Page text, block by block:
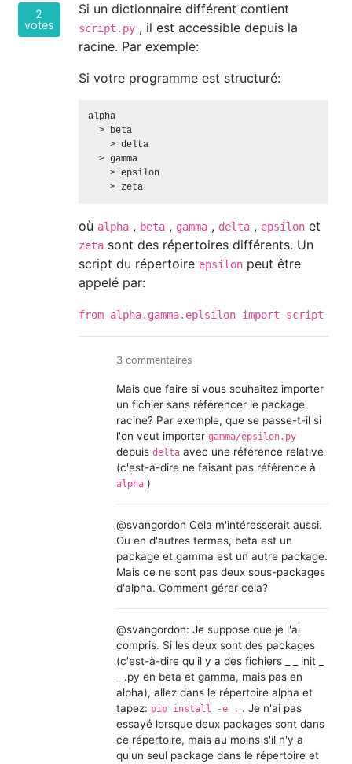
2
votes
Si un dictionnaire différent contient
script.py, il est accessible depuis la
racine. Par exemple:
Si votre programme est structuré:
alpha
  > beta
    > delta
  > gamma
    > epsilon
    > zeta
où alpha, beta, gamma, delta, epsilonet
zetasont des répertoires différents. Un
script du répertoire epsilonpeut être
appelé par:
from alpha.gamma.eplsilon import script
3 commentaires
Mais que faire si vous souhaitez importer
un fichier sans référencer le package
racine? Par exemple, que se passe-t-il si
l'on veut importer gamma/epsilon.py
depuis deltaavec une référence relative
(c'est-à-dire ne faisant pas référence à
alpha)
@svangordon Cela m'intéresserait aussi.
Ou en d'autres termes, beta est un
package et gamma est un autre package.
Mais ce ne sont pas deux sous-packages
d'alpha. Comment gérer cela?
@svangordon: Je suppose que je l'ai
compris. Si les deux sont des packages
(c'est-à-dire qu'il y a des fichiers _ _ init _
_ .py en beta et gamma, mais pas en
alpha), allez dans le répertoire alpha et
tapez: pip install -e . . Je n'ai pas
essayé lorsque deux packages sont dans
ce répertoire, mais au moins s'il n'y a
qu'un seul package dans le répertoire et